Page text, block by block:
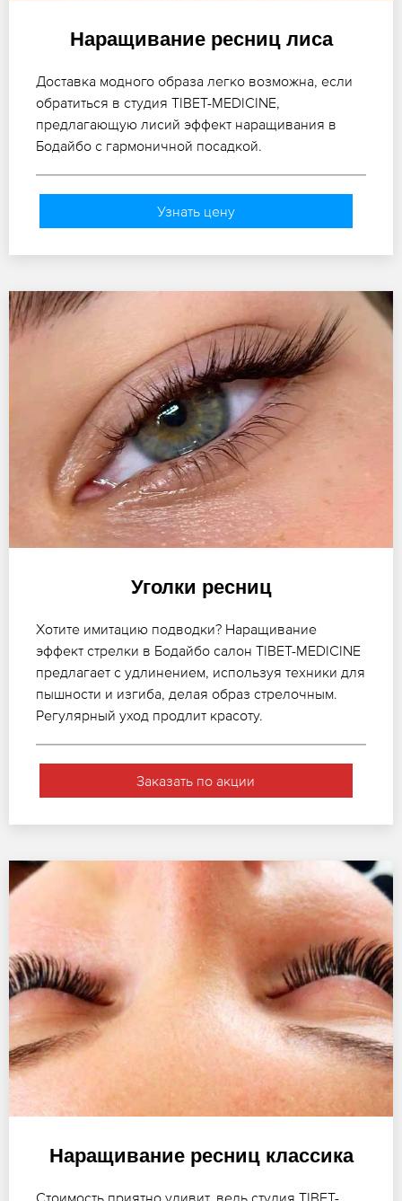
Наращивание ресниц лиса
Доставка модного образа легко возможна, если
обратиться в студия TIBET-MEDICINE,
предлагающую лисий эффект наращивания в
Бодайбо с гармоничной посадкой.
Узнать цену
Уголки ресниц
Хотите имитацию подводки? Наращивание
эффект стрелки в Бодайбо салон TIBET-MEDICINE
предлагает с удлинением, используя техники для
пышности и изгиба, делая образ стрелочным.
Регулярный уход продлит красоту.
Заказать по акции
Наращивание ресниц классика
Стоимость приятно удивит, ведь студия TIBET-